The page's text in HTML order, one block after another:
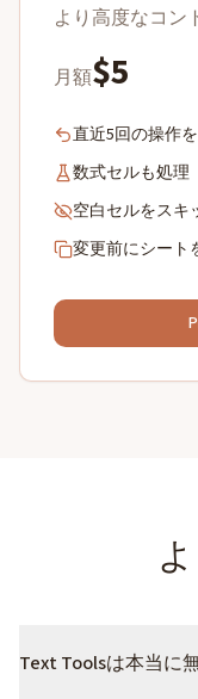
より高度なコン
月額$5
直近5回の操作
数式セルも処理
空白セルをスキ
変更前にシート
Text Toolsは本当に